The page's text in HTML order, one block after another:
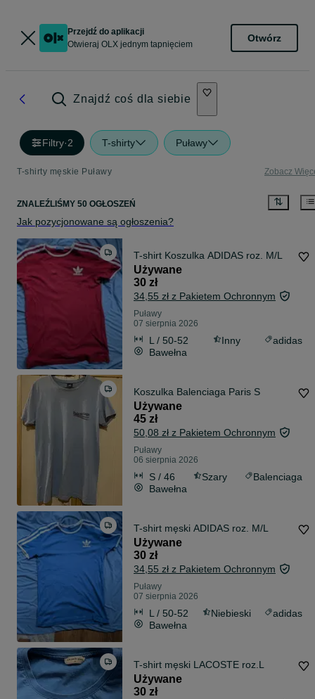
Przejdź do aplikacji
Otwieraj OLX jednym tapnięciem
Otwórz
Znajdź coś dla siebie
Filtry·2 T-shirty Puławy
T-shirty męskie Puławy Zobacz
ZNALEŹLIŚMY 50 OGŁOSZEŃ
Jak pozycjonowane są ogłoszenia?
T-shirt Koszulka ADIDAS roz. M/L
Używane
30 zł
34,55 zł z Pakietem Ochronnym
Puławy
07 sierpnia 2026
L / 50-52 Inny
adidas
Bawełna
Koszulka Balenciaga Paris S
Używane
45 zł
50,08 zł z Pakietem Ochronnym
Puławy
06 sierpnia 2026
S / 46 Szary
Balenciaga
Bawełna
T-shirt męski ADIDAS roz. M/L
Używane
30 zł
34,55 zł z Pakietem Ochronnym
Puławy
07 sierpnia 2026
L / 50-52 Niebieski
adidas
Bawełna
T-shirt męski LACOSTE roz.L
Używane
30 zł